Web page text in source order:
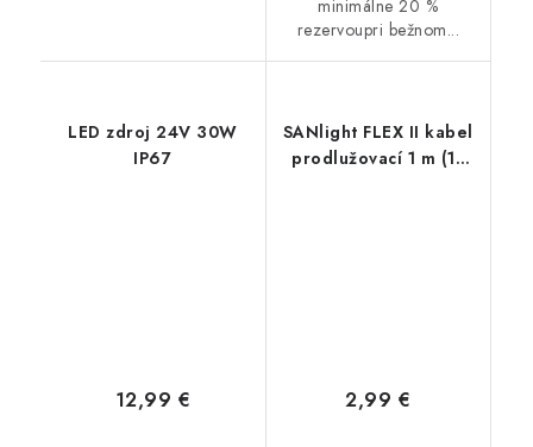
minimálne 20 %
rezervoupri bežnom...
LED zdroj 24V 30W
IP67
12,99 €
SANlight FLEX II kabel
prodlužovací 1 m (1x
2,99 €